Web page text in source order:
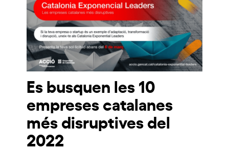
Es busquen les 10
empreses catalanes
més disruptives del
2022